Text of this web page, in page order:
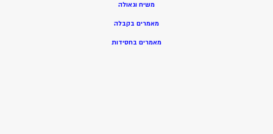
משיח וגאולה
מאמרים בקבלה
מאמרים בחסידות